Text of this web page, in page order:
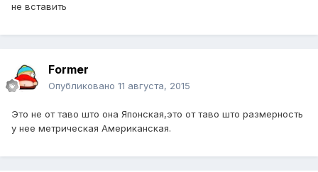
не вставить
Former
Опубликовано 11 августа, 2015
Это не от таво што она Японская,это от таво што размерность
у нее метрическая Американская.